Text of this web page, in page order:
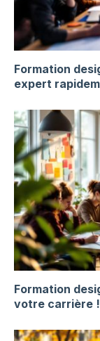
Formation
expert
Formation
votre carrière !